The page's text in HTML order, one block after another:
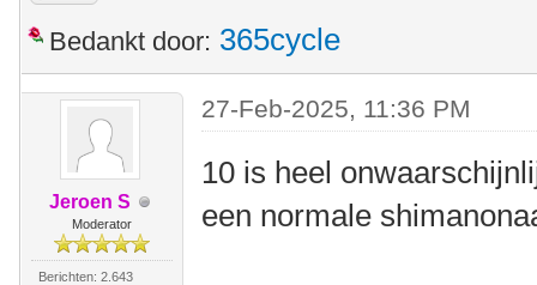
Bedankt door: 365cycle
Jeroen S
Moderator
Berichten: 2.643
27-Feb-2025, 11:36 PM
10 is heel
een normale